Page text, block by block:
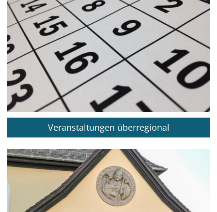
Veranstaltungen überregional